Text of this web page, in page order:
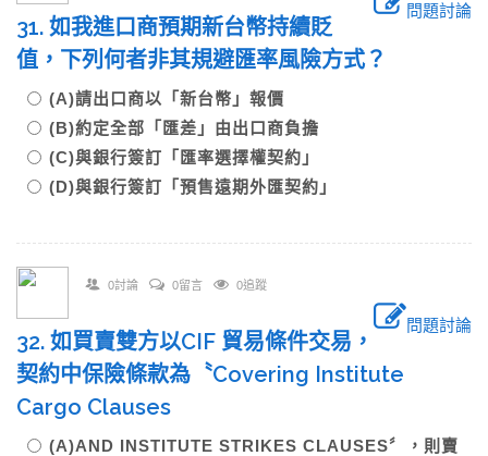
問題討論
31. 如我進口商預期新台幣持續貶
值，下列何者非其規避匯率風險方式？
(A)請出口商以「新台幣」報價
(B)約定全部「匯差」由出口商負擔
(C)與銀行簽訂「匯率選擇權契約」
(D)與銀行簽訂「預售遠期外匯契約」
0討論 0留言 0追蹤
問題討論
32. 如買賣雙方以CIF 貿易條件交易，
契約中保險條款為〝Covering Institute
Cargo Clauses
(A)AND INSTITUTE STRIKES CLAUSES〞，則賣